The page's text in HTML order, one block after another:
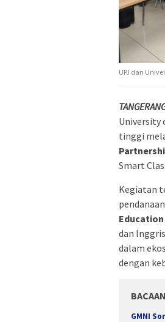
UPJ dan
University
tinggi
Smart
Kegiatan
dan
dalam
dengan
GMNI